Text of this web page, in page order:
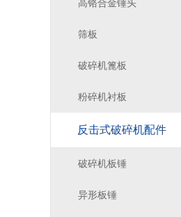
高铬合金锤头
筛板
破碎机篦板
粉碎机衬板
反击式破碎机配件
破碎机板锤
异形板锤